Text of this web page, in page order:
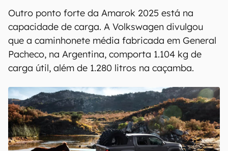
Outro ponto forte da Amarok 2025 está na
capacidade de carga. A Volkswagen divulgou
que a caminhonete média fabricada em General
Pacheco, na Argentina, comporta 1.104 kg de
carga útil, além de 1.280 litros na caçamba.